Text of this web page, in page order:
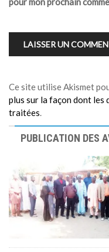
Ce site utilise Akismet
plus sur la façon dont les
traitées
PUBLICATION DES